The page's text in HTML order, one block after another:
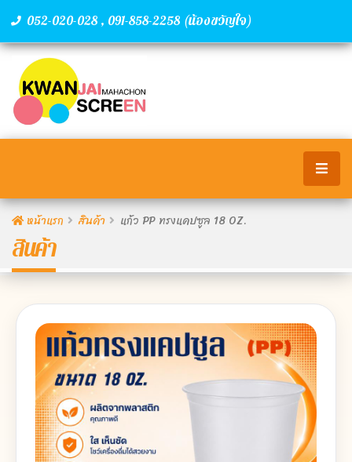
052-020-028 , 091-858-2258 (น้องขวัญใจ)
หน้าแรก สินค้า แก้ว PP ทรงแคปซูล 18 OZ.
สินค้า